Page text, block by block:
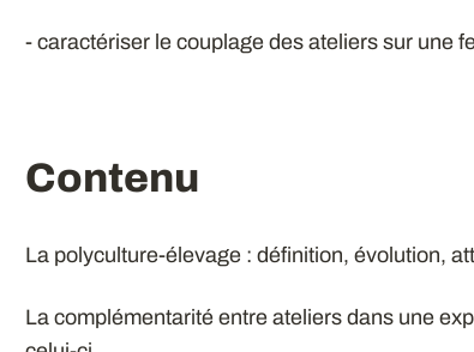
- caractériser le couplage des ateliers sur une
Contenu
La polyculture-élevage : définition, évolution,
La complémentarité entre ateliers dans une